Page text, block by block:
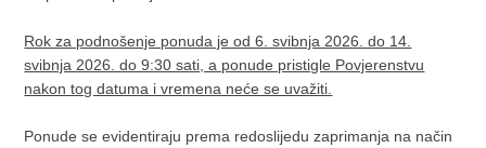
Rok za podnošenje ponuda je od 6. svibnja 2026. do 14.
svibnja 2026. do 9:30 sati, a ponude pristigle Povjerenstvu
nakon tog datuma i vremena neće se uvažiti.
Ponude se evidentiraju prema redoslijedu zaprimanja na način